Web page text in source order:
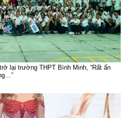
lại trường THPT Bình Minh, “Rất ấn